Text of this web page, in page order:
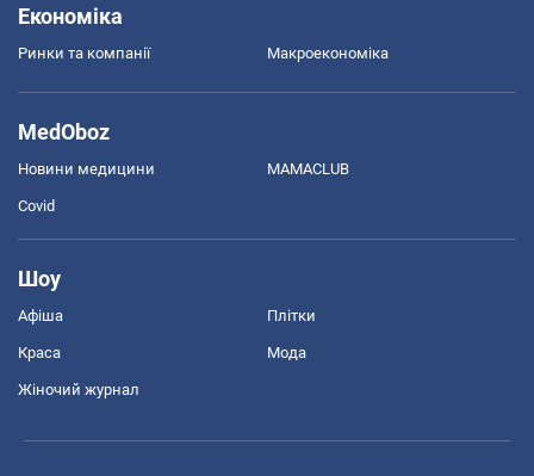
Економіка
Ринки та компанії Макроекономіка
MedOboz
Новини медицини MAMACLUB
Covid
Шоу
Афіша Плітки
Краса Мода
Жіночий журнал